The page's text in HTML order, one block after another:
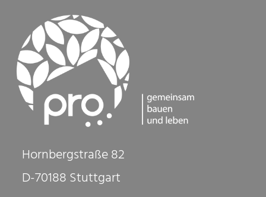
Hornbergstraße 82
D-70188 Stuttgart